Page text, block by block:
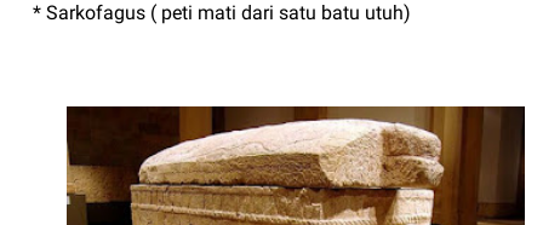
* Sarkofagus ( peti mati dari satu batu utuh)